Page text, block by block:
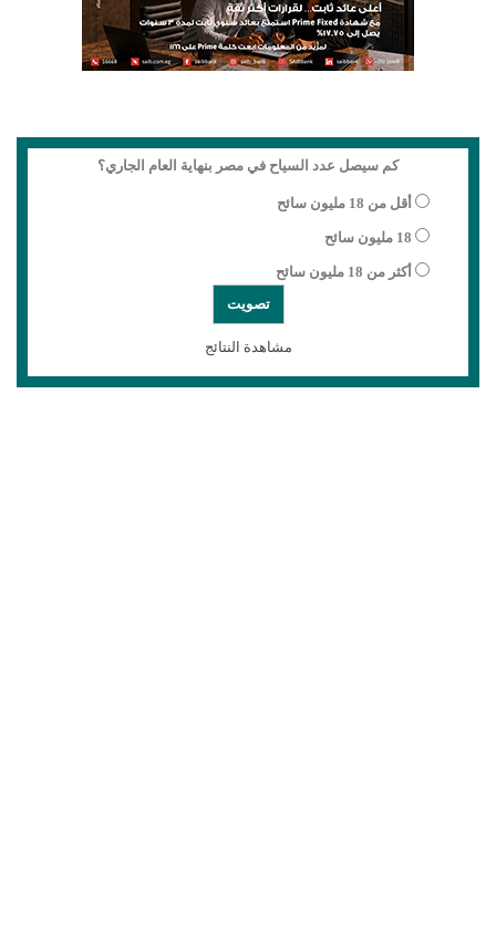
كم سيصل عدد السياح في مصر بنهاية العام الجاري؟
أقل من 18 مليون سائح
18 مليون سائح
أكثر من 18 مليون سائح
مشاهدة النتائج